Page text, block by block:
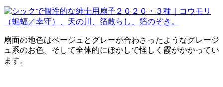
扇面の地色はベージュとグレーが合わさったようなグレージ
ュ系のお色。そして全体的にぼかしで怪しく霞がかかってい
ます。